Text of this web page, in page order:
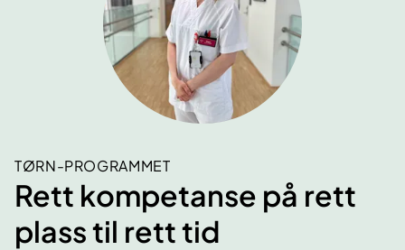
TØRN-PROGRAMMET
Rett kompetanse på rett
plass til rett tid